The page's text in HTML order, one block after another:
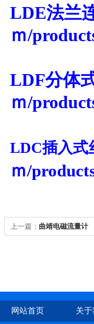
LDE法兰
ｍ/
LDF分体
ｍ/
LDC插入式
ｍ/
上一篇： 曲靖电磁流量计
网站首页 关